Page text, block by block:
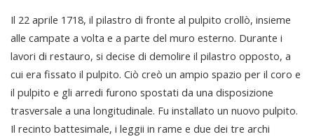
Il 22 aprile 1718, il pilastro di fronte al pulpito crollò, insieme
alle campate a volta e a parte del muro esterno. Durante i
lavori di restauro, si decise di demolire il pilastro opposto, a
cui era fissato il pulpito. Ciò creò un ampio spazio per il coro e
il pulpito e gli arredi furono spostati da una disposizione
trasversale a una longitudinale. Fu installato un nuovo pulpito.
Il recinto battesimale, i leggii in rame e due dei tre archi